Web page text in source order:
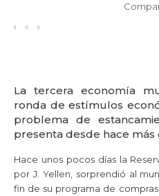
La tercera economía
ronda de estímulos
problema de
presenta desde hace más
Hace unos pocos días la
por J. Yellen, sorprendió al
fin de su programa de